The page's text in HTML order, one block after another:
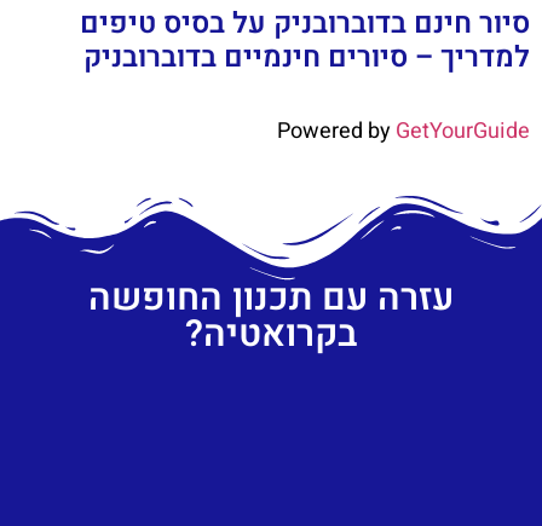
סיור חינם בדוברובניק על בסיס טיפים
למדריך – סיורים חינמיים בדוברובניק
Powered byGetYourGuide
עזרה עם תכנון החופשה
בקרואטיה?